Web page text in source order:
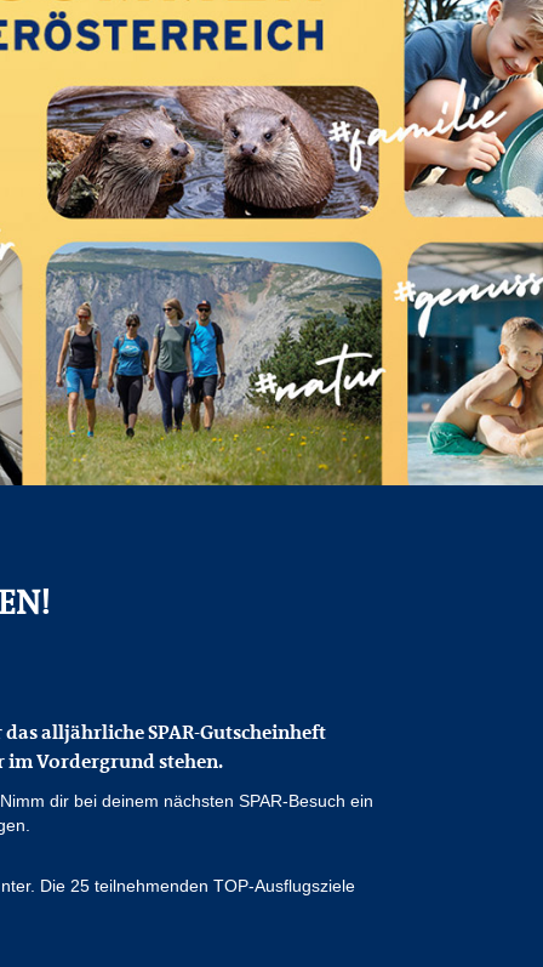
alljährliche SPAR-Gutscheinheft
im Vordergrund stehen.
dir bei deinem nächsten SPAR-Besuch ein
Die 25 teilnehmenden TOP-Ausflugsziele